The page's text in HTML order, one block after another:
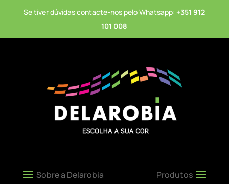
Se tiver dúvidas contacte-nos pelo Whatsapp: +351 912
101 008